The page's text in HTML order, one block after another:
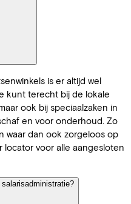
is er altijd wel
kunt terecht bij de lokale
ook bij speciaalzaken in
en voor onderhoud. Zo
waar dan ook zorgeloos op
voor alle aangesloten